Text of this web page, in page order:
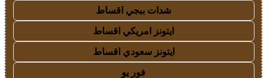
شدات ببجي اقساط
ايتونز امريكي اقساط
ايتونز سعودي اقساط
فور يو